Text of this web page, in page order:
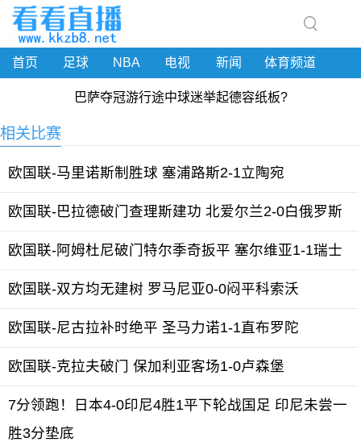
首页 足球 NBA 电视 新闻 体育频道
巴萨夺冠游行途中球迷举起德容纸板?
相关比赛
欧国联-马里诺斯制胜球 塞浦路斯2-1立陶宛
欧国联-巴拉德破门查理斯建功 北爱尔兰2-0白俄罗斯
欧国联-阿姆杜尼破门特尔季奇扳平 塞尔维亚1-1瑞士
欧国联-双方均无建树 罗马尼亚0-0闷平科索沃
欧国联-尼古拉补时绝平 圣马力诺1-1直布罗陀
欧国联-克拉夫破门 保加利亚客场1-0卢森堡
7分领跑！日本4-0印尼4胜1平下轮战国足 印尼未尝一
胜3分垫底